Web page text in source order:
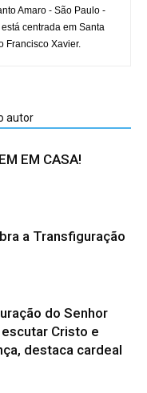
Amaro - São Paulo -
centrada em Santa
Francisco Xavier.
autor
EM CASA!
a Transfiguração
do Senhor
Cristo e
destaca cardeal